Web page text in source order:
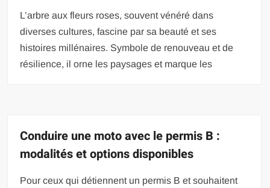
L’arbre aux fleurs roses, souvent vénéré dans
diverses cultures, fascine par sa beauté et ses
histoires millénaires. Symbole de renouveau et de
résilience, il orne les paysages et marque les
Conduire une moto avec le permis B :
modalités et options disponibles
Pour ceux qui détiennent un permis B et souhaitent